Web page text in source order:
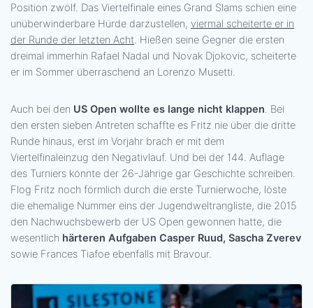
Position zwölf. Das Viertelfinale eines Grand Slams schien eine
unüberwinderbare Hürde darzustellen, viermal scheiterte er in
der Runde der letzten Acht. Hießen seine Gegner die ersten
dreimal immerhin Rafael Nadal und Novak Djokovic, scheiterte
er im Sommer überraschend an Lorenzo Musetti.
Auch bei den US Open wollte es lange nicht klappen. Bei
den ersten sieben Antreten schaffte es Fritz nie über die dritte
Runde hinaus, erst im Vorjahr brach er mit dem
Viertelfinaleinzug den Negativlauf. Und bei der 144. Auflage
des Turniers könnte der 26-Jährige gar Geschichte schreiben.
Flog Fritz noch förmlich durch die erste Turnierwoche, löste
die ehemalige Nummer eins der Jugendweltrangliste, die 2015
den Nachwuchsbewerb der US Open gewonnen hatte, die
wesentlich härteren Aufgaben Casper Ruud, Sascha Zverev
sowie Frances Tiafoe ebenfalls mit Bravour.